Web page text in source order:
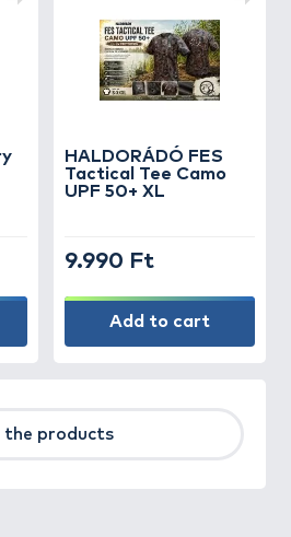
HALDORÁDÓ FES
Tactical Tee Camo
UPF 50+ XL
9.990 Ft
Add to cart
the products